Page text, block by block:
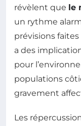
révèlent que le
un rythme
prévisions
a des
pour
populations
gravement
Les